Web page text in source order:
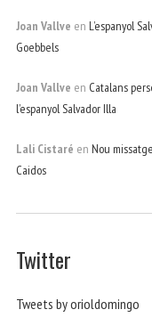
Joan Vallve en L’espanyol
Goebbels
Joan Vallve en Catalans
l’espanyol Salvador Illa
Lali Cistaré en Nou
Caidos
Twitter
Tweets by orioldomingo